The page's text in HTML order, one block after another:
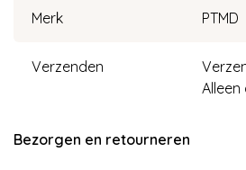
Merk PTMD
Verzenden
Alleen
Bezorgen en retourneren